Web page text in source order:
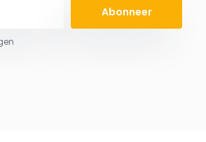
Abonneer